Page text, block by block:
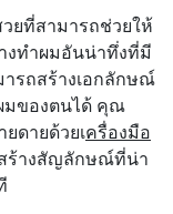
วยที่สามารถช่วยให้
งทำผมอันน่าทึ่งที่มี
รถสร้างเอกลักษณ์
มของตนได้ คุณ
ดายด้วยเครื่องมือ
สร้างสัญลักษณ์ที่น่า